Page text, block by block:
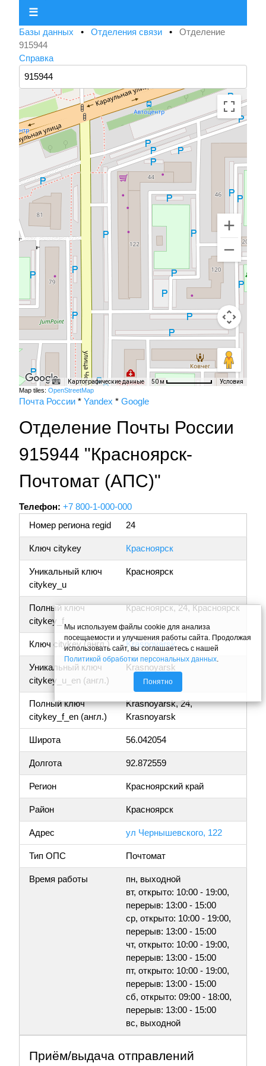
☰
Базы данных • Отделения связи • Отделение
915944
Справка
Картографические данные 50 м Условия
Map tiles: OpenStreetMap
Почта России * Yandex * Google
Отделение Почты России
915944 "Красноярск-
Почтомат (АПС)"
Телефон: +7 800-1-000-000
Номер региона regid
24
Ключ citykey Красноярск
Уникальный ключ
citykey_u
Красноярск
Полный ключ
citykey_f
Красноярск, 24, Красноярск
Ключ citykey (англ.) Krasnoyarsk
Уникальный ключ
citykey_u_en (англ.)
Krasnoyarsk
Полный ключ
citykey_f_en (англ.)
Krasnoyarsk, 24,
Krasnoyarsk
Широта 56.042054
Долгота 92.872559
Регион Красноярский край
Район Красноярск
Адрес ул Чернышевского, 122
Тип ОПС Почтомат
Время работы
пн, выходной
вт, открыто: 10:00 - 19:00,
перерыв: 13:00 - 15:00
ср, открыто: 10:00 - 19:00,
перерыв: 13:00 - 15:00
чт, открыто: 10:00 - 19:00,
перерыв: 13:00 - 15:00
пт, открыто: 10:00 - 19:00,
перерыв: 13:00 - 15:00
сб, открыто: 09:00 - 18:00,
перерыв: 13:00 - 15:00
вс, выходной
Приём/выдача отправлений
Мы используем файлы cookie для анализа
посещаемости и улучшения работы сайта. Продолжая
использовать сайт, вы соглашаетесь с нашей
Политикой обработки персональных данных.
Понятно